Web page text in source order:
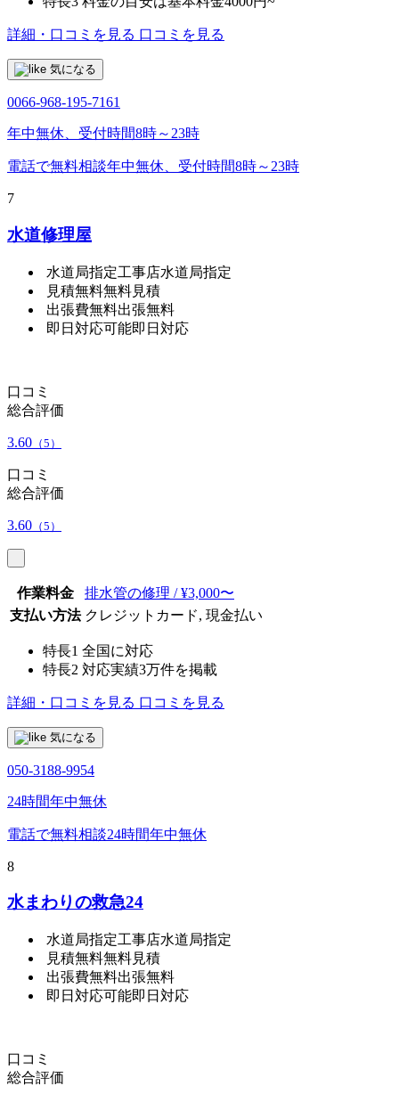
詳細・口コミを見る 口コミを見る
気になる
0066-968-195-7161
年中無休、受付時間8時～23時
電話で無料相談年中無休、受付時間8時～23時
7
水道修理屋
水道局指定工事店水道局指定
見積無料無料見積
出張費無料出張無料
即日対応可能即日対応
口コミ
総合評価
3.60 （5）
口コミ
総合評価
3.60 （5）
作業料金
排水管の修理 / ¥3,000〜
支払い方法 クレジットカード, 現金払い
特長1 全国に対応
特長2 対応実績3万件を掲載
詳細・口コミを見る 口コミを見る
気になる
050-3188-9954
24時間年中無休
電話で無料相談24時間年中無休
8
水まわりの救急24
水道局指定工事店水道局指定
見積無料無料見積
出張費無料出張無料
即日対応可能即日対応
口コミ
総合評価